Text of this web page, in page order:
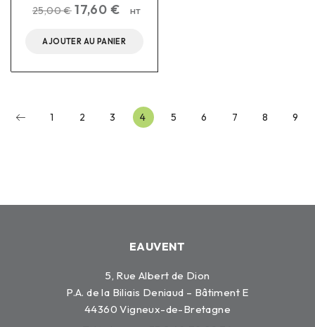
25,00€ 17,60 € HT
AJOUTER AU PANIER
1 2 3 4 5 6 7 8 9
EAUVENT
5, Rue Albert de Dion
P.A. de la Biliais Deniaud – Bâtiment E
44360 Vigneux-de-Bretagne